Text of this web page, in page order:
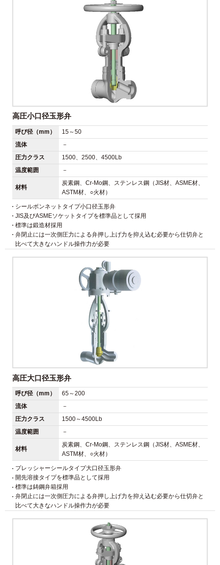
高圧小口径玉形弁
呼び径（mm）
15～50
流体
－
圧力クラス
1500、2500、4500Lb
温度範囲
－
材料
炭素鋼、Cr-Mo鋼、ステンレス鋼（JIS材、ASME材、
ASTM材、○火材）
シールボンネットタイプ小口径玉形弁
JIS及びASMEソケットタイプを標準品として採用
標準は鍛造材採用
弁閉止には一次側圧力による弁押し上げ力を抑え込む必要から仕切弁と
比べて大きなハンドル操作力が必要
高圧大口径玉形弁
呼び径（mm）
65～200
流体
－
圧力クラス
1500～4500Lb
温度範囲
－
材料
炭素鋼、Cr-Mo鋼、ステンレス鋼（JIS材、ASME材、
ASTM材、○火材）
プレッシャーシールタイプ大口径玉形弁
開先溶接タイプを標準品として採用
標準は鋳鋼弁箱採用
弁閉止には一次側圧力による弁押し上げ力を抑え込む必要から仕切弁と
比べて大きなハンドル操作力が必要